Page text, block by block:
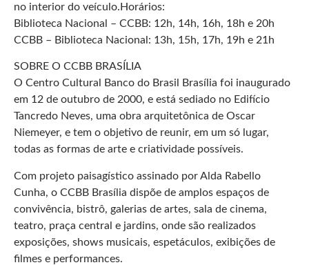
no interior do veículo.Horários:
Biblioteca Nacional – CCBB: 12h, 14h, 16h, 18h e 20h
CCBB – Biblioteca Nacional: 13h, 15h, 17h, 19h e 21h
SOBRE O CCBB BRASÍLIA
O Centro Cultural Banco do Brasil Brasília foi inaugurado
em 12 de outubro de 2000, e está sediado no Edifício
Tancredo Neves, uma obra arquitetônica de Oscar
Niemeyer, e tem o objetivo de reunir, em um só lugar,
todas as formas de arte e criatividade possíveis.
Com projeto paisagístico assinado por Alda Rabello
Cunha, o CCBB Brasília dispõe de amplos espaços de
convivência, bistrô, galerias de artes, sala de cinema,
teatro, praça central e jardins, onde são realizados
exposições, shows musicais, espetáculos, exibições de
filmes e performances.